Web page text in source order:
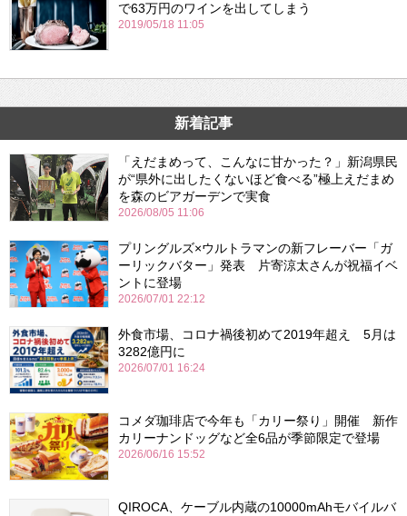
で63万円のワインを出してしまう
2019/05/18 11:05
新着記事
「えだまめって、こんなに甘かった？」新潟県民
が“県外に出したくないほど食べる”極上えだまめ
を森のビアガーデンで実食
2026/08/05 11:06
プリングルズ×ウルトラマンの新フレーバー「ガ
ーリックバター」発表 片寄涼太さんが祝福イベ
ントに登場
2026/07/01 22:12
外食市場、コロナ禍後初めて2019年超え 5月は
3282億円に
2026/07/01 16:24
コメダ珈琲店で今年も「カリー祭り」開催 新作
カリーナンドッグなど全6品が季節限定で登場
2026/06/16 15:52
QIROCA、ケーブル内蔵の10000mAhモバイルバ